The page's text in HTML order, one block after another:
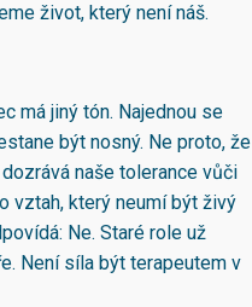
život, který není náš.
má jiný tón. Najednou se
být nosný. Ne proto, že
naše tolerance vůči
vztah, který neumí být živý
Ne. Staré role už
Není síla být terapeutem v